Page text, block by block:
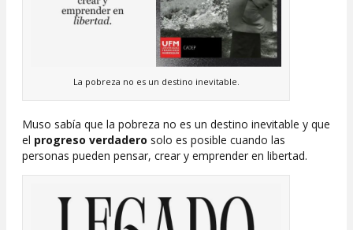
La pobreza no es un destino inevitable.
Muso sabía que la pobreza no es un destino inevitable y que
el progreso verdadero solo es posible cuando las
personas pueden pensar, crear y emprender en libertad.